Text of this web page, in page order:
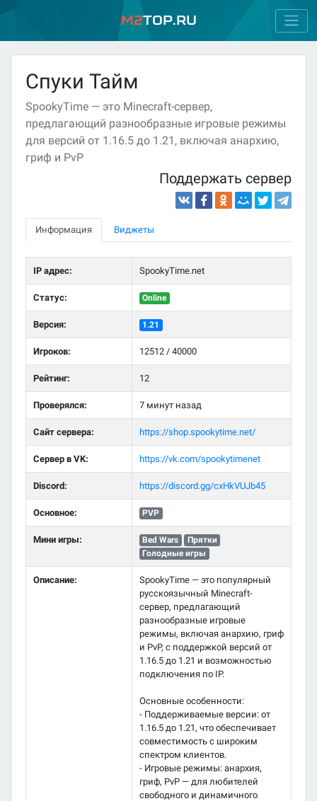
M2Top.ru
Спуки Тайм
SpookyTime — это Minecraft-сервер,
предлагающий разнообразные игровые режимы
для версий от 1.16.5 до 1.21, включая анархию,
гриф и PvP
Поддержать сервер
Информация Виджеты
IP адрес: SpookyTime.net
Статус: Online
Версия: 1.21
Игроков: 12512 / 40000
Рейтинг: 12
Проверялся: 7 минут назад
Сайт сервера: https://shop.spookytime.net/
Сервер в VK: https://vk.com/spookytimenet
Discord: https://discord.gg/cxHkVUJb45
Основное: PVP
Мини игры: Bed Wars
Прятки
Голодные игры
Описание:
SpookyTime — это популярный
русскоязычный Minecraft-
сервер, предлагающий
разнообразные игровые
режимы, включая анархию, гриф
и PvP, с поддержкой версий от
1.16.5 до 1.21 и возможностью
подключения по IP.
Основные особенности:
- Поддерживаемые версии: от
1.16.5 до 1.21, что обеспечивает
совместимость с широким
спектром клиентов.
- Игровые режимы: анархия,
гриф, PvP — для любителей
свободного и динамичного